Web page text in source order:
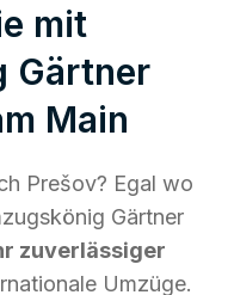
mit
Gärtner
Main
Prešov? Egal wo
Gärtner
zuverlässiger
Umzüge.